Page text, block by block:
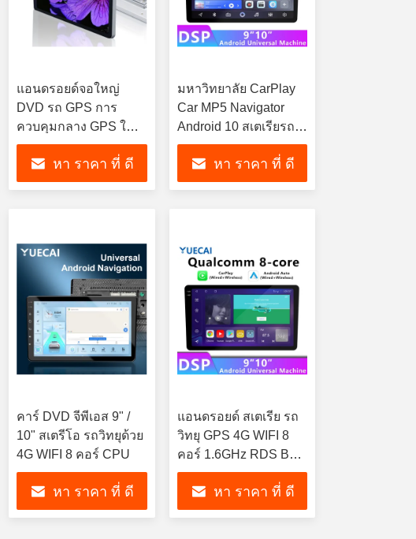
แอนดรอยด์จอใหญ่
DVD รถ GPS การ
ควบคุมกลาง GPS ใน
การนําทางรถ
หา ราคา ที่ ดี
มหาวิทยาลัย CarPlay
Car MP5 Navigator
Android 10 สเตเรียรถ
ด้วยจอสัมผัสด้วย
Bluetoothหา ราคา ที่ ดี
คาร์ DVD จีพีเอส 9" /
10" สเตรีโอ รถวิทยุด้วย
4G WIFI 8 คอร์ CPU
หา ราคา ที่ ดี
แอนดรอยด์ สเตเรีย รถ
วิทยุ GPS 4G WIFI 8
คอร์ 1.6GHz RDS BT
5.0 DSP 360 ปานอร์ม
หา ราคา ที่ ดี